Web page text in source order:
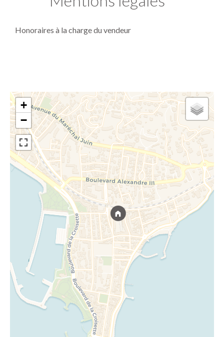
Honoraires à la charge du vendeur
+
−